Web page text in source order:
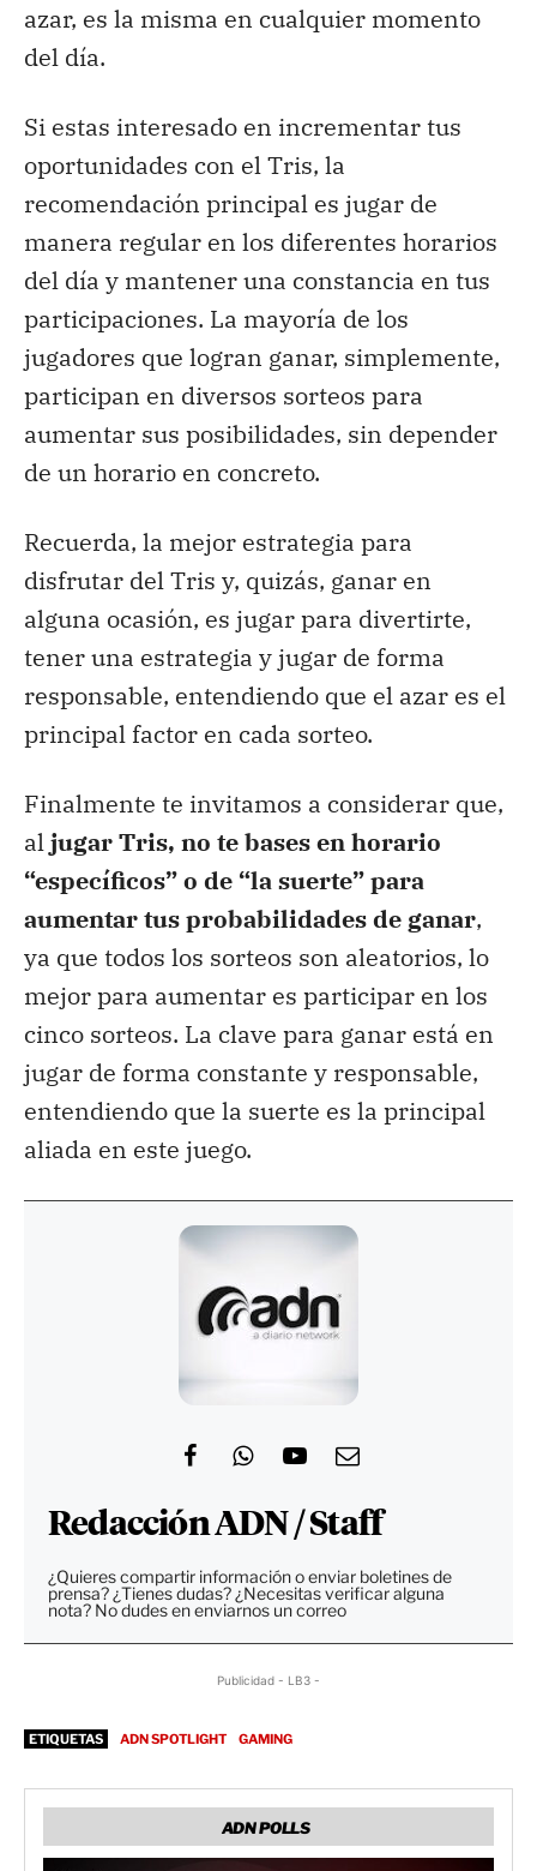
azar, es la misma en cualquier momento
del día.
Si estas interesado en incrementar tus
oportunidades con el Tris, la
recomendación principal es jugar de
manera regular en los diferentes horarios
del día y mantener una constancia en tus
participaciones. La mayoría de los
jugadores que logran ganar, simplemente,
participan en diversos sorteos para
aumentar sus posibilidades, sin depender
de un horario en concreto.
Recuerda, la mejor estrategia para
disfrutar del Tris y, quizás, ganar en
alguna ocasión, es jugar para divertirte,
tener una estrategia y jugar de forma
responsable, entendiendo que el azar es el
principal factor en cada sorteo.
Finalmente te invitamos a considerar que,
aljugar Tris, no te bases en horario
“específicos” o de “la suerte” para
aumentar tus probabilidades de ganar,
ya que todos los sorteos son aleatorios, lo
mejor para aumentar es participar en los
cinco sorteos. La clave para ganar está en
jugar de forma constante y responsable,
entendiendo que la suerte es la principal
aliada en este juego.
Redacción ADN / Staff
¿Quieres compartir información o enviar boletines de
prensa? ¿Tienes dudas? ¿Necesitas verificar alguna
nota? No dudes en enviarnos un correo
Publicidad - LB3 -
ETIQUETAS ADN SPOTLIGHT GAMING
ADN POLLS